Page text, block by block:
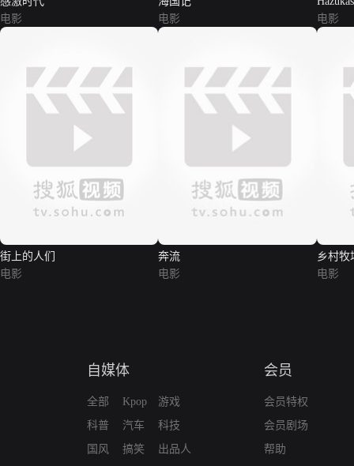
电影
电影
电影
街上的人们
电影
奔流
电影
乡村牧
电影
自媒体
全部
科普
国风
Kpop
汽车
搞笑
游戏
科技
出品人
会员
会员特权
会员剧场
帮助